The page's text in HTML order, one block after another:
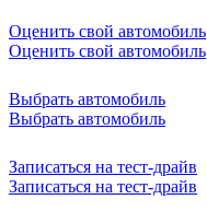
Оценить свой автомобиль
Оценить свой автомобиль
Выбрать автомобиль
Выбрать автомобиль
Записаться на тест-драйв
Записаться на тест-драйв